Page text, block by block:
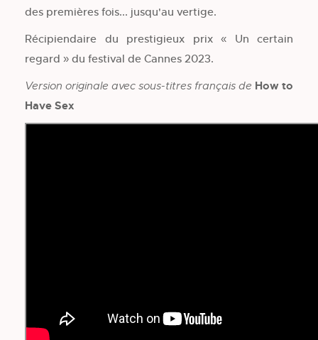
des premières fois... jusqu'au vertige.
Récipiendaire du prestigieux prix « Un certain
regard » du festival de Cannes 2023.
Version originale avec sous-titres français de How to
Have Sex